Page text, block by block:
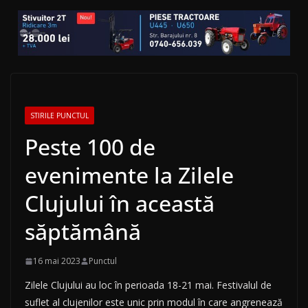
STIRILE PUNCTUL
Peste 100 de
evenimente la Zilele
Clujului în această
săptămână
16 mai 2023 Punctul
Zilele Clujului au loc în perioada 18-21 mai. Festivalul de
suflet al clujenilor este unic prin modul în care angrenează